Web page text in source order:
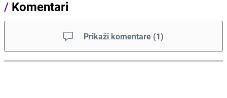
/ Komentari
Prikaži komentare (1)